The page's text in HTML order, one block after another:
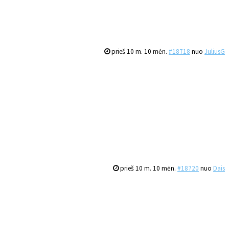
prieš 10 m. 10 mėn. #18718 nuo JuliusG
prieš 10 m. 10 mėn. #18720 nuo Dais